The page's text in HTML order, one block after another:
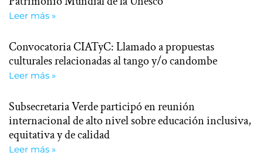
Leer más »
Convocatoria CIATyC: Llamado a propuestas
culturales relacionadas al tango y/o candombe
Leer más »
Subsecretaria Verde participó en reunión
internacional de alto nivel sobre educación inclusiva,
equitativa y de calidad
Leer más »